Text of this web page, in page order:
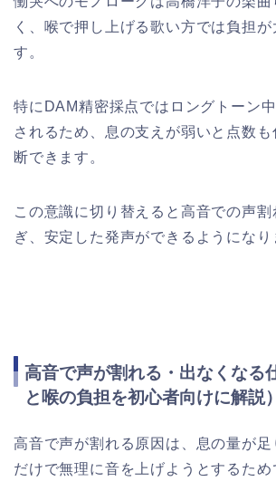
く、喉で押し上げる歌い方では負担が
す。
特にDAM精密採点ではロングトーン
されるため、息の支えが弱いと点数も
断できます。
この意識に切り替えると高音での声
ぎ、安定した発声ができるようになり
高音で声が割れる・出なくなる
と喉の負担を初心者向けに解説）
高音で声が割れる原因は、息の量が足
だけで無理に音を上げようとするため